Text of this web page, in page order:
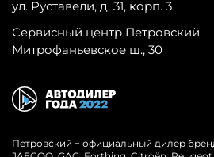
ул. Руставели, д. 31, корп. 3
Сервисный центр Петровский
Митрофаньевское ш., 30
Петровский − официальный дилер